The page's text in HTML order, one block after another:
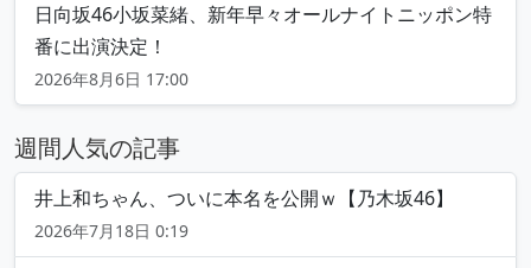
日向坂46小坂菜緒、新年早々オールナイトニッポン特
番に出演決定！
2026年8月6日 17:00
週間人気の記事
井上和ちゃん、ついに本名を公開ｗ【乃木坂46】
2026年7月18日 0:19